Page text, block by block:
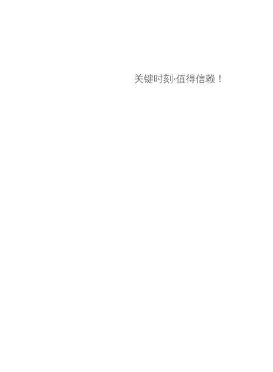
关键时刻·值得信赖！